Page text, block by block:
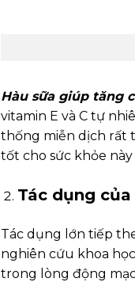
Hàu sữa giúp tăng
vitamin E và C tự
thống miễn dịch rất
tốt cho sức khỏe
Tác dụng
Tác dụng lớn tiếp
nghiên cứu khoa
trong lòng động